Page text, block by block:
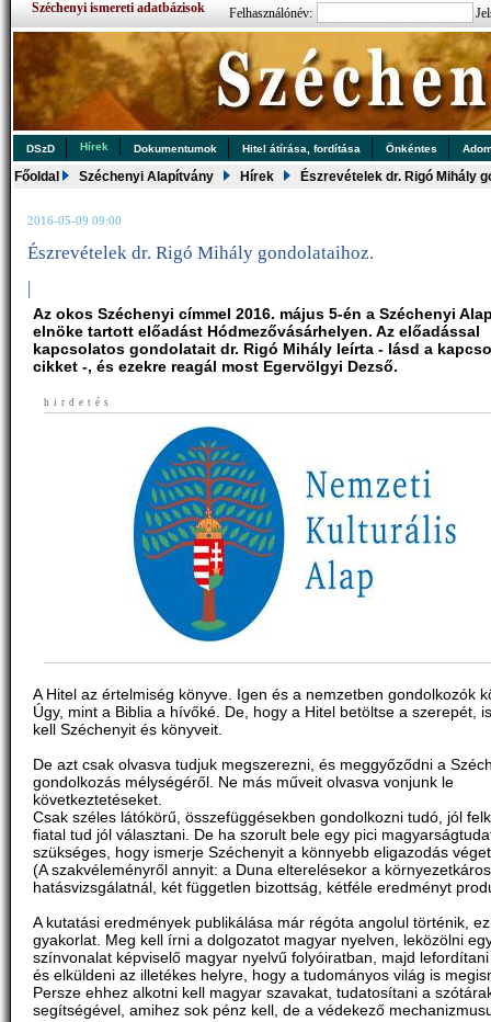
Széchenyi ismereti adatbázisok Felhasználónév:
DSzD Hírek Dokumentumok Hitel átírása, fordítása Önkéntes
Főoldal Széchenyi Alapítvány Hírek Észrevételek dr. Rigó Mihály
2016-05-09 09:00
Észrevételek dr. Rigó Mihály gondolataihoz.
|
Az okos Széchenyi címmel 2016. május 5-én a Széchenyi
elnöke tartott előadást Hódmezővásárhelyen. Az előadással
kapcsolatos gondolatait dr. Rigó Mihály leírta - lásd a
cikket -, és ezekre reagál most Egervölgyi Dezső.
hirdetés
A Hitel az értelmiség könyve. Igen és a nemzetben gondolkozók
Úgy, mint a Biblia a hívőké. De, hogy a Hitel betöltse a szerepét,
kell Széchenyit és könyveit.
De azt csak olvasva tudjuk megszerezni, és meggyőződni a
gondolkozás mélységéről. Ne más műveit olvasva vonjunk le
következtetéseket.
Csak széles látókörű, összefüggésekben gondolkozni tudó, jól
fiatal tud jól választani. De ha szorult bele egy pici
szükséges, hogy ismerje Széchenyit a könnyebb eligazodás
(A szakvéleményről annyit: a Duna elterelésekor a
hatásvizsgálatnál, két független bizottság, kétféle eredményt
A kutatási eredmények publikálása már régóta angolul történik,
gyakorlat. Meg kell írni a dolgozatot magyar nyelven, leközölni
színvonalat képviselő magyar nyelvű folyóiratban, majd
és elküldeni az illetékes helyre, hogy a tudományos világ is
Persze ehhez alkotni kell magyar szavakat, tudatosítani a
segítségével, amihez sok pénz kell, de a védekező